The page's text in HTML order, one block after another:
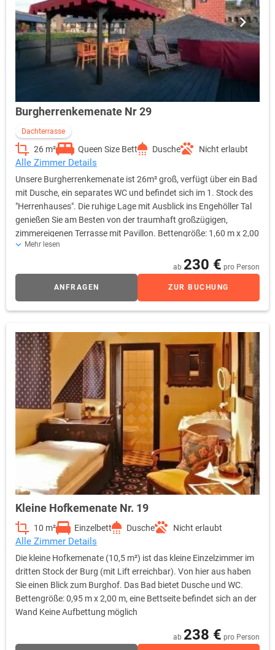
Burgherrenkemenate Nr 29
Dachterrasse
26 m² Queen Size Bett Dusche Nicht erlaubt
Alle Zimmer Details
Unsere Burgherrenkemenate ist 26m² groß, verfügt über ein Bad
mit Dusche, ein separates WC und befindet sich im 1. Stock des
"Herrenhauses". Die ruhige Lage mit Ausblick ins Engehöller Tal
genießen Sie am Besten von der traumhaft großzügigen,
zimmereigenen Terrasse mit Pavillon. Bettengröße: 1,60 m x 2,00
m Mehr lesen
ab 230 € pro Person
ANFRAGEN ZUR BUCHUNG
Kleine Hofkemenate Nr. 19
10 m² Einzelbett Dusche Nicht erlaubt
Alle Zimmer Details
Die kleine Hofkemenate (10,5 m²) ist das kleine Einzelzimmer im
dritten Stock der Burg (mit Lift erreichbar). Von hier aus haben
Sie einen Blick zum Burghof. Das Bad bietet Dusche und WC.
Bettengröße: 0,95 m x 2,00 m, eine Bettseite befindet sich an der
Wand Keine Aufbettung möglich
ab 238 € pro Person